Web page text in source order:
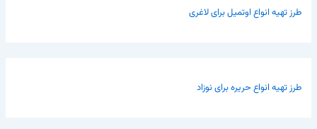
طرز تهیه انواع اوتمیل برای لاغری
طرز تهیه انواع حریره برای نوزاد